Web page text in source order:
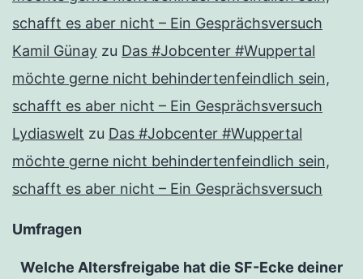
schafft es aber nicht – Ein Gesprächsversuch
Kamil Günay zu Das #Jobcenter #Wuppertal
möchte gerne nicht behindertenfeindlich sein,
schafft es aber nicht – Ein Gesprächsversuch
Lydiaswelt zu Das #Jobcenter #Wuppertal
möchte gerne nicht behindertenfeindlich sein,
schafft es aber nicht – Ein Gesprächsversuch
Umfragen
Welche Altersfreigabe hat die SF-Ecke deiner